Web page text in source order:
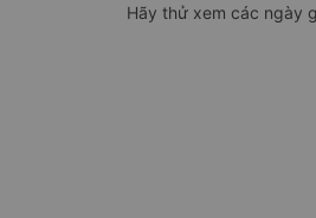
Hãy thử xem các ngày